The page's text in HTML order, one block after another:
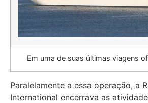
Em uma de suas últimas viagens
Paralelamente a essa operação, a
International encerrava as